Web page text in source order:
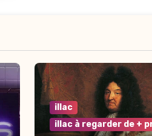
illac
illac à regarder de +